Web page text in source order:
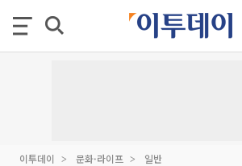
이투데이 문화·라이프 일반